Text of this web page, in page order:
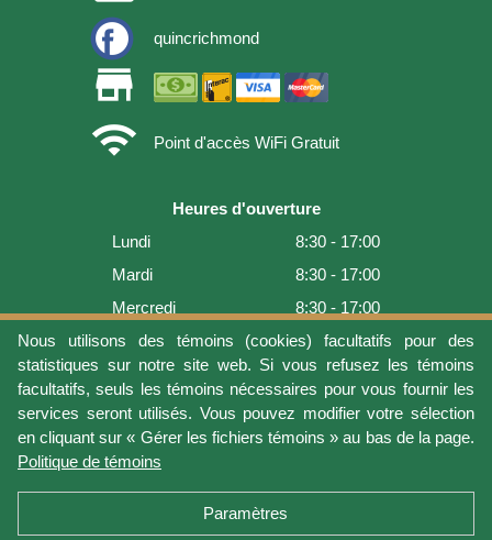
Nous utilisons des témoins (cookies) facultatifs pour des
statistiques sur notre site web. Si vous refusez les témoins
facultatifs, seuls les témoins nécessaires pour vous fournir les
services seront utilisés. Vous pouvez modifier votre sélection
en cliquant sur « Gérer les fichiers témoins » au bas de la page.
Politique de témoins
Paramètres
quincrichmond
store
wifi
Point d'accès WiFi Gratuit
Heures d'ouverture
Lundi
8:30 - 17:00
Mardi
8:30 - 17:00
Mercredi
8:30 - 17:00
Jeudi
8:30 - 17:00
Vendredi
8:30 - 17:00
Samedi
9:00 - 16:00
Dimanche
Fermé